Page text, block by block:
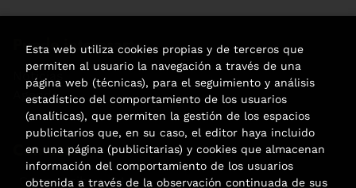
Puede interesarte
Noticias
Agenda
Contacto
Carrer Aribau, 84
Esta web utiliza cookies propias y de terceros que
permiten al usuario la navegación a través de una
página web (técnicas), para el seguimiento y análisis
estadístico del comportamiento de los usuarios
(analíticas), que permiten la gestión de los espacios
publicitarios que, en su caso, el editor haya incluido
en una página (publicitarias) y cookies que almacenan
información del comportamiento de los usuarios
obtenida a través de la observación continuada de sus